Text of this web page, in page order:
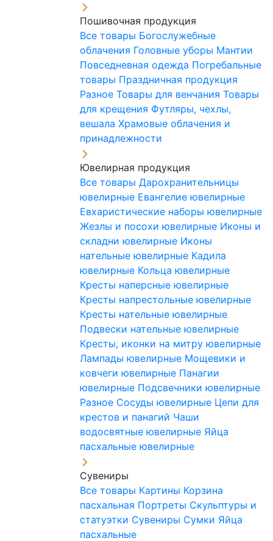
Пошивочная продукция
Все товары Богослужебные
облачения Головные уборы Мантии
Повседневная одежда Погребальные
товары Праздничная продукция
Разное Товары для венчания Товары
для крещения Футляры, чехлы,
вешала Храмовые облачения и
принадлежности
Ювелирная продукция
Все товары Дарохранительницы
ювелирные Евангелие ювелирные
Евхаристические наборы ювелирные
Жезлы и посохи ювелирные Иконы и
складни ювелирные Иконы
нательные ювелирные Кадила
ювелирные Кольца ювелирные
Кресты наперсные ювелирные
Кресты напрестольные ювелирные
Кресты нательные ювелирные
Подвески нательные ювелирные
Кресты, иконки на митру ювелирные
Лампады ювелирные Мощевики и
ковчеги ювелирные Панагии
ювелирные Подсвечники ювелирные
Разное Сосуды ювелирные Цепи для
крестов и панагий Чаши
водосвятные ювелирные Яйца
пасхальные ювелирные
Сувениры
Все товары Картины Корзина
пасхальная Портреты Скульптуры и
статуэтки Сувениры Сумки Яйца
пасхальные